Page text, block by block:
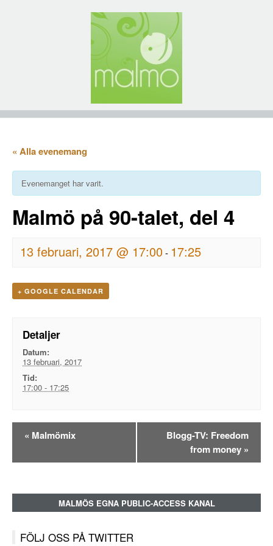
« Alla evenemang
Evenemanget har varit.
Malmö på 90-talet, del 4
13 februari, 2017 @ 17:00- 17:25
+ GOOGLE CALENDAR
Detaljer
Datum:
13 februari, 2017
Tid:
17:00 - 17:25
Evenemangsnavigation
« Malmömix
Blogg-TV: Freedom
from money »
MALMÖS EGNA PUBLIC-ACCESS KANAL
FÖLJ OSS PÅ TWITTER